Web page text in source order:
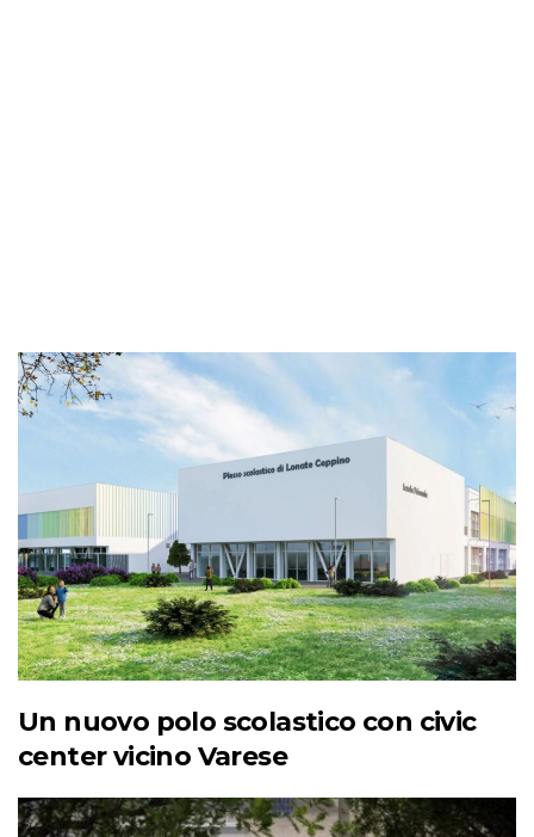
Un nuovo polo scolastico con civic
center vicino Varese